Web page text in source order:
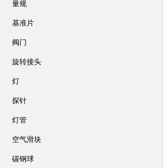
量规
基准片
阀门
旋转接头
灯
探针
灯管
空气滑块
碳钢球